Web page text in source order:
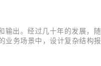
出。经过几十年的发展，
业务场景中，设计复杂结构